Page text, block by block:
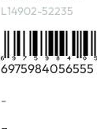
L14902-52235
6975984056555
-